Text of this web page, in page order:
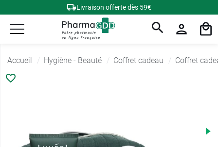
Livraison offerte dès 59€
Accueil Hygiène - Beauté Coffret cadeau Coffret